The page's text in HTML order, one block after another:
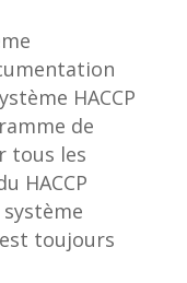
HACCP
de
tous les
HACCP
est toujours